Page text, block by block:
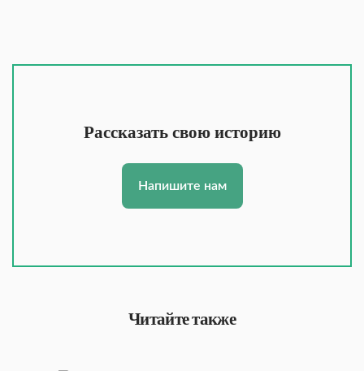
Рассказать свою историю
Напишите нам
Читайте также